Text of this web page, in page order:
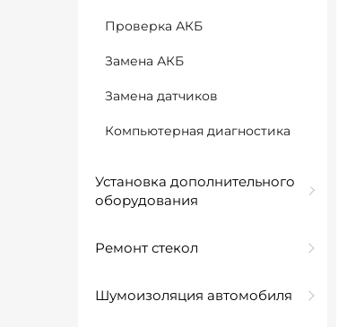
Проверка АКБ
Замена АКБ
Замена датчиков
Компьютерная диагностика
Установка дополнительного
оборудования
Ремонт стекол
Шумоизоляция автомобиля